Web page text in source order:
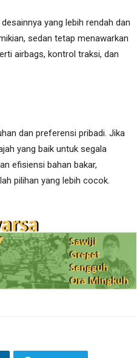
yang lebih rendah dan
sedan tetap menawarkan
airbags, kontrol traksi, dan
dan preferensi pribadi. Jika
yang baik untuk segala
efisiensi bahan bakar,
pilihan yang lebih cocok.